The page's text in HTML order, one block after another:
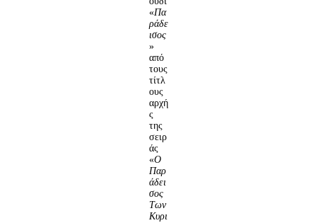
«Πα
ράδε
ισος
»
από
τους
τίτλ
ους
αρχή
ς
της
σειρ
άς
«Ο
Παρ
άδει
σος
Των
Κυρι